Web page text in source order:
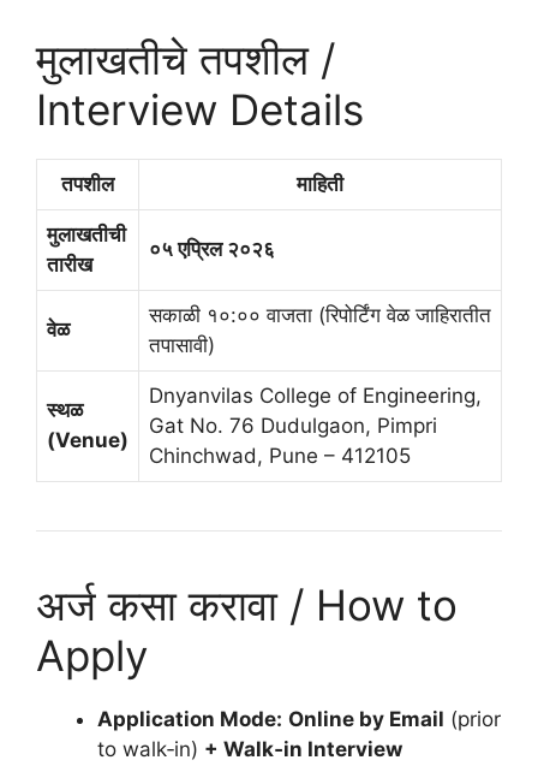
मुलाखतीचे तपशील /
Interview Details
तपशील माहिती
मुलाखतीची
तारीख
०५ एप्रिल २०२६
वेळ
सकाळी १०:०० वाजता (रिपोर्टिंग वेळ जाहिरातीत
तपासावी)
स्थळ
(Venue)
Dnyanvilas College of Engineering,
Gat No. 76 Dudulgaon, Pimpri
Chinchwad, Pune – 412105
अर्ज कसा करावा / How to
Apply
Application Mode: Online by Email (prior
to walk‑in) + Walk‑in Interview